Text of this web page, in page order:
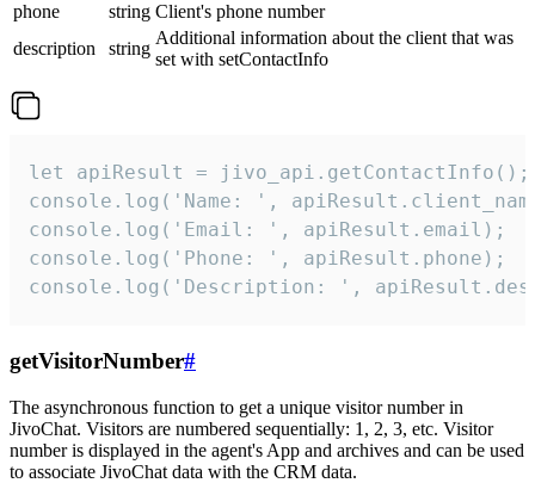
phone
string Client's phone number
description
string
Additional information about the client that was
set with setContactInfo
let apiResult = jivo_api.getContactInfo();
console.log('Name: ',
console.log('Email: ', apiResult.email);
console.log('Phone: ', apiResult.phone);
console.log('Description: ',
getVisitorNumber#
The asynchronous function to get a unique visitor number in
JivoChat. Visitors are numbered sequentially: 1, 2, 3, etc. Visitor
number is displayed in the agent's App and archives and can be used
to associate JivoChat data with the CRM data.